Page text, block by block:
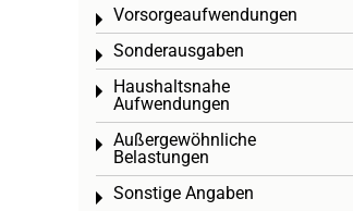
Vorsorgeaufwendungen
Toggle menu
Sonderausgaben
Toggle menu
Haushaltsnahe
Aufwendungen
Toggle menu
Außergewöhnliche
Belastungen
Toggle menu
Sonstige Angaben
Toggle menu